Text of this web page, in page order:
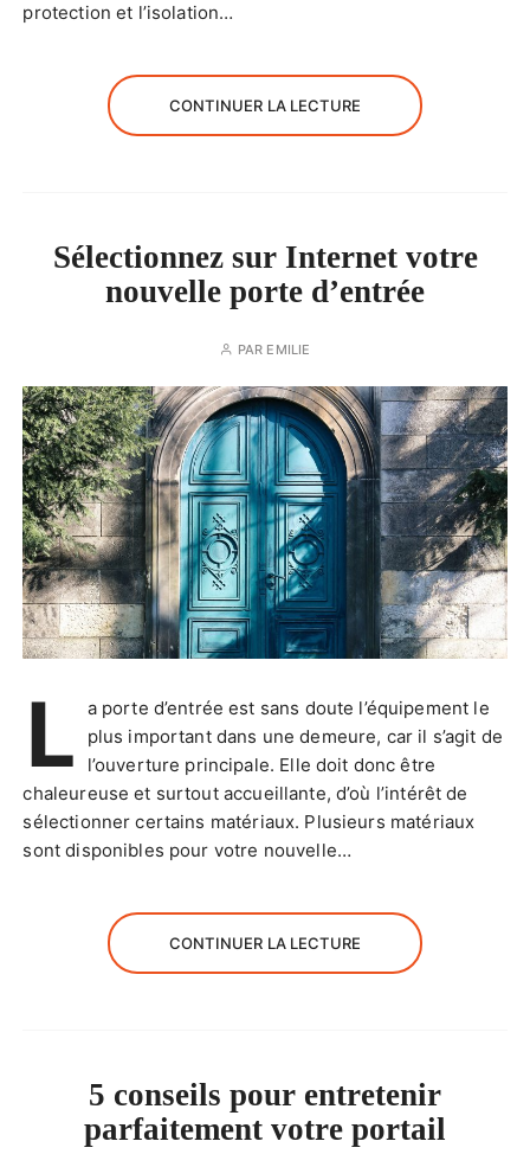
protection et l’isolation…
CONTINUER LA LECTURE
Sélectionnez sur Internet votre
nouvelle porte d’entrée
PAR EMILIE
L
a porte d’entrée est sans doute l’équipement le
plus important dans une demeure, car il s’agit de
l’ouverture principale. Elle doit donc être
chaleureuse et surtout accueillante, d’où l’intérêt de
sélectionner certains matériaux. Plusieurs matériaux
sont disponibles pour votre nouvelle…
CONTINUER LA LECTURE
5 conseils pour entretenir
parfaitement votre portail